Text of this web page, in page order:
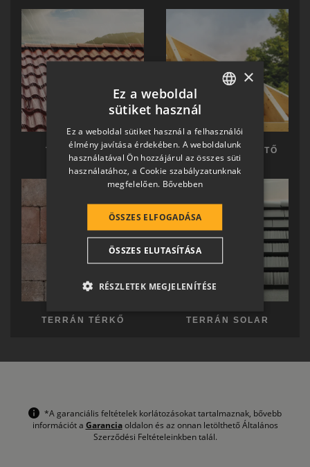
TERRÁN TETŐ TERRÁN KÉSZTETŐ
TERRÁN TÉRKŐ TERRÁN SOLAR
*A garanciális feltételek korlátozásokat tartalmaznak, bővebb
információt a Garanciaoldalon és az onnan letölthető Általános
Szerződési Feltételeinkben talál.
HUNGARIAN
SLOVAK
GERMAN
ROMANIAN
CROATIAN
SR
RO-HU
ITALIAN
×
Ez a weboldal
sütiket használ
Ez a weboldal sütiket használ a felhasználói
élmény javítása érdekében. A weboldalunk
használatával Ön hozzájárul az összes süti
használatához, a Cookie szabályzatunknak
megfelelően. Bővebben
ÖSSZES ELFOGADÁSA
ÖSSZES ELUTASÍTÁSA
RÉSZLETEK MEGJELENÍTÉSE